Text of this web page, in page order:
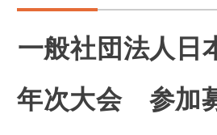
一般社団法人日
年次大会 参加